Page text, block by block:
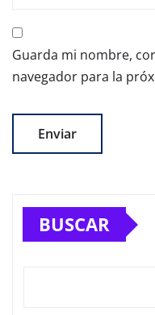
Guarda mi nombre,
navegador para la
BUSCAR